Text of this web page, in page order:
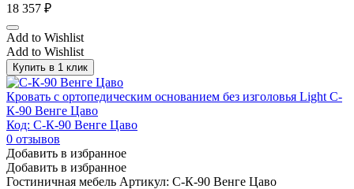
18 357 ₽
Add to Wishlist
Add to Wishlist
Купить в 1 клик
Кровать с ортопедическим основанием без изголовья Light С-
К-90 Венге Цаво
Код: С-К-90 Венге Цаво
0 отзывов
Добавить в избранное
Добавить в избранное
Гостиничная мебель Артикул: С-К-90 Венге Цаво